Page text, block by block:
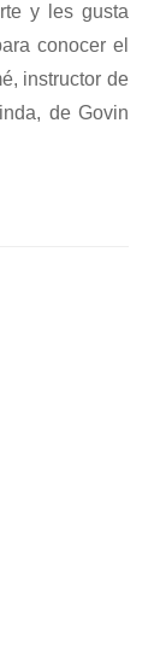
y les gusta
conocer el
instructor de
de Govin